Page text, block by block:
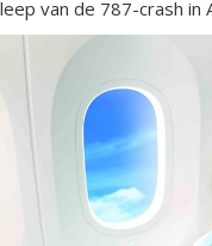
van de 787-crash in